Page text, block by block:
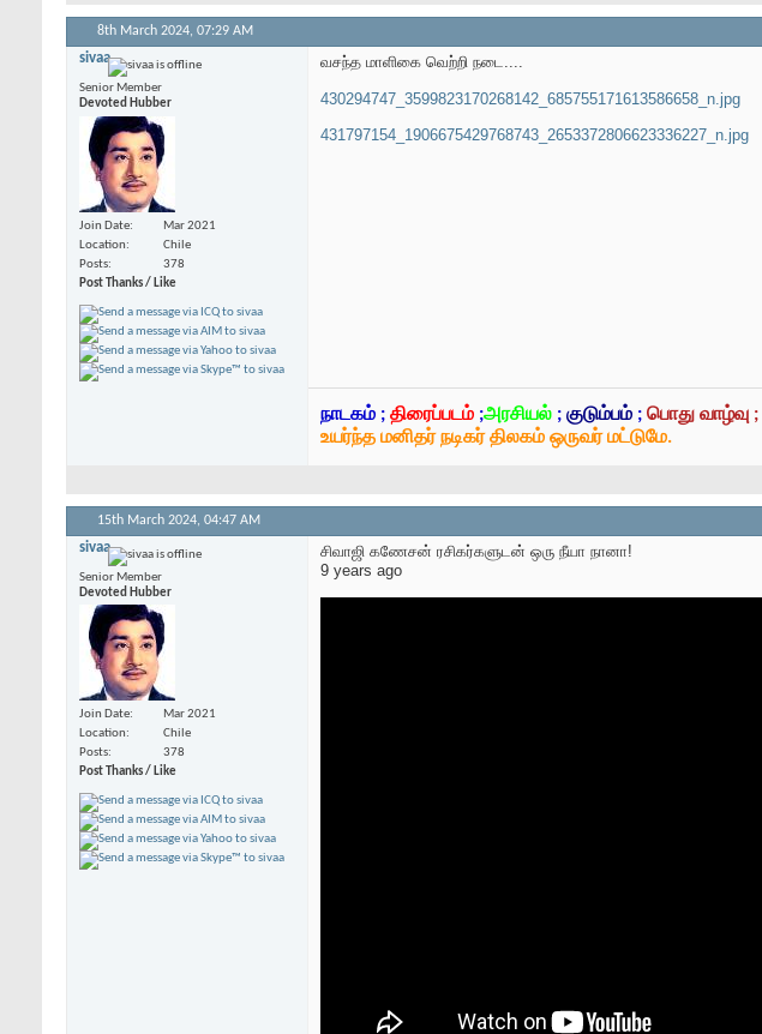
8th March 2024, 07:29 AM
sivaa
Senior Member
Devoted Hubber
Join Date
Mar 2021
Location
Chile
Posts
378
Post Thanks / Like
வசந்த மாளிகை வெற்றி நடை....
430294747_3599823170268142_685755171613586658_n.jpg
431797154_1906675429768743_2653372806623336227_n.jpg
நாடகம் ; திரைப்படம் ;அரசியல் ; குடும்பம் ; பொது வாழ்வு ;
உயர்ந்த மனிதர் நடிகர் திலகம் ஒருவர் மட்டுமே.
15th March 2024, 04:47 AM
sivaa
Senior Member
Devoted Hubber
Join Date
Mar 2021
Location
Chile
Posts
378
Post Thanks / Like
சிவாஜி கணேசன் ரசிகர்களுடன் ஒரு நீயா நானா!
9 years ago